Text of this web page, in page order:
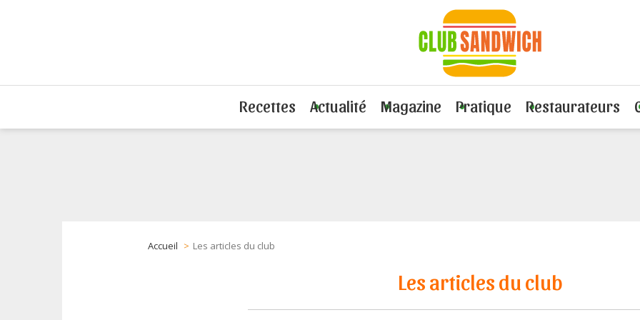
Recettes Actualité Magazine Pratique Restaurateurs
Accueil Les articles du club
Les articles du club